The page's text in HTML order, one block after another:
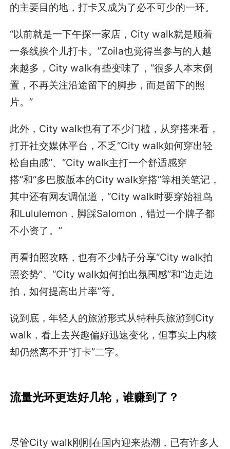
的主要目的地，打卡又成为了必不可少的一环。
“以前就是一下午探一家店，City walk就是顺着
一条线挨个儿打卡。”Zoila也觉得当参与的人越
来越多，City walk有些变味了，“很多人本末倒
置，不再关注沿途留下的脚步，而是留下的照
片。”
此外，City walk也有了不少门槛，从穿搭来看，
打开社交媒体平台，不乏“City walk如何穿出轻
松自由感”、“City walk主打一个舒适感穿
搭”和“多巴胺版本的City walk穿搭”等相关笔记，
其中还有网友调侃道，“City walk时要穿始祖鸟
和Lululemon，脚踩Salomon，错过一个牌子都
不小资了。”
再看拍照攻略，也有不少帖子分享“City walk拍
照姿势”、“City walk如何拍出氛围感”和“边走边
拍，如何提高出片率”等。
说到底，年轻人的旅游形式从特种兵旅游到City
walk，看上去兴趣偏好迅速变化，但事实上内核
却仍然离不开“打卡”二字。
流量光环更迭好几轮，谁赚到了？
尽管City walk刚刚在国内迎来热潮，已有许多人